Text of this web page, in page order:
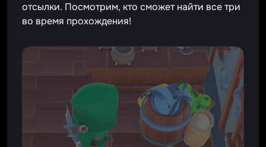
отсылки. Посмотрим, кто сможет найти все три
во время прохождения!